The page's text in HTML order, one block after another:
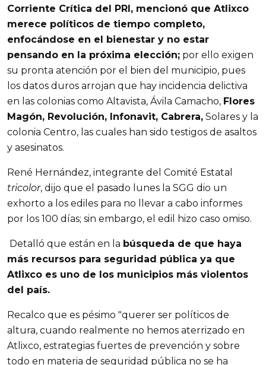
Corriente Crítica del PRI, mencionó que Atlixco
merece políticos de tiempo completo,
enfocándose en el bienestar y no estar
pensando en la próxima elección; por ello exigen
su pronta atención por el bien del municipio, pues
los datos duros arrojan que hay incidencia delictiva
en las colonias como Altavista, Ávila Camacho, Flores
Magón, Revolución, Infonavit, Cabrera, Solares y la
colonia Centro, las cuales han sido testigos de asaltos
y asesinatos.
René Hernández, integrante del Comité Estatal
tricolor, dijo que el pasado lunes la SGG dio un
exhorto a los ediles para no llevar a cabo informes
por los 100 días; sin embargo, el edil hizo caso omiso.
Detalló que están en la búsqueda de que haya
más recursos para seguridad pública ya que
Atlixco es uno de los municipios más violentos
del país.
Recalco que es pésimo "querer ser políticos de
altura, cuando realmente no hemos aterrizado en
Atlixco, estrategias fuertes de prevención y sobre
todo en materia de seguridad pública no se ha